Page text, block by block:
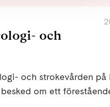
och
och strokevården på
om ett